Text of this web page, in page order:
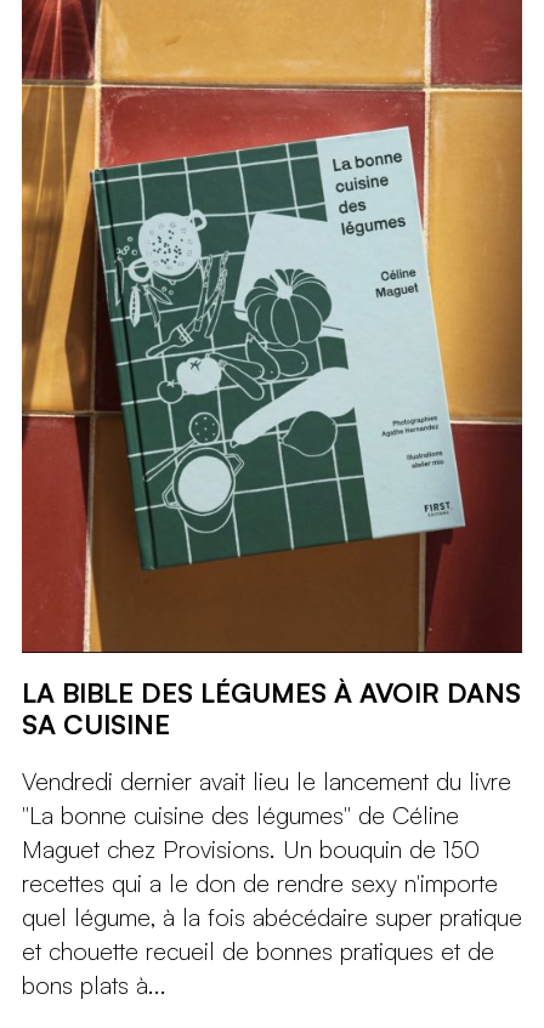
LA BIBLE DES LÉGUMES À AVOIR DANS
SA CUISINE
Vendredi dernier avait lieu le lancement du livre
"La bonne cuisine des légumes" de Céline
Maguet chez Provisions. Un bouquin de 150
recettes qui a le don de rendre sexy n'importe
quel légume, à la fois abécédaire super pratique
et chouette recueil de bonnes pratiques et de
bons plats à...